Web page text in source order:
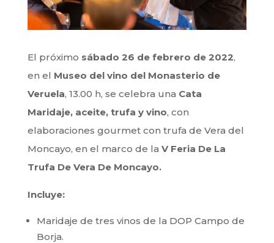
El próximo sábado 26 de febrero de 2022,
en el Museo del vino del Monasterio de
Veruela, 13.00 h, se celebra una Cata
Maridaje, aceite, trufa y vino, con
elaboraciones gourmet con trufa de Vera del
Moncayo, en el marco de la V Feria De La
Trufa De Vera De Moncayo.
Incluye:
Maridaje de tres vinos de la DOP Campo de
Borja.